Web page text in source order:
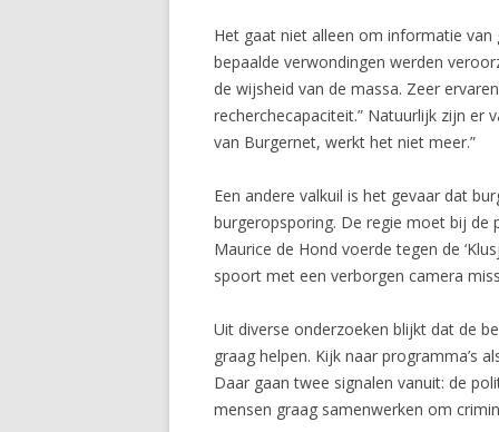
Het gaat niet alleen om informatie
bepaalde verwondingen werden
de wijsheid van de massa. Zeer
recherchecapaciteit.” Natuurlijk zijn er
van Burgernet, werkt het niet meer.”
Een andere valkuil is het gevaar dat
burgeropsporing. De regie moet bij de
Maurice de Hond voerde tegen de
spoort met een verborgen camera
Uit diverse onderzoeken blijkt dat de
graag helpen. Kijk naar programma’s
Daar gaan twee signalen vanuit: de
mensen graag samenwerken om